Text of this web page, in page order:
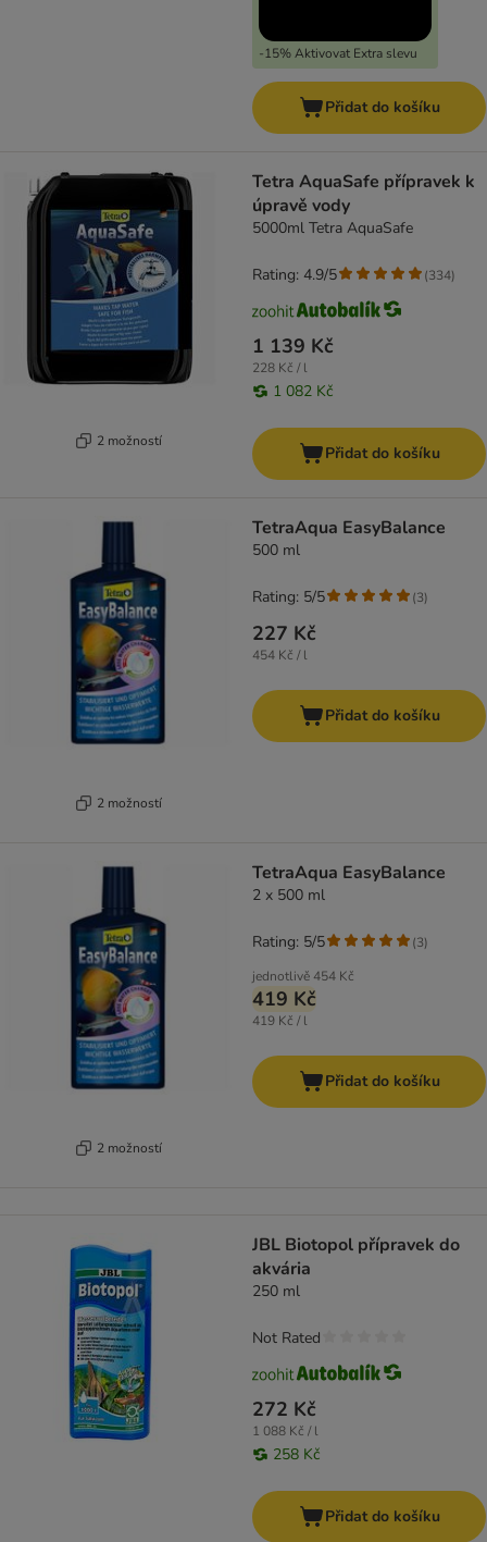
-15% Aktivovat Extra slevu
Přidat do košíku
2 možností
Tetra AquaSafe přípravek k
úpravě vody
5000ml Tetra AquaSafe
1 139 Kč
228 Kč / l
1 082 Kč
Rating: 4.9/5 (334)
Přidat do košíku
2 možností
TetraAqua EasyBalance
500 ml
227 Kč
454 Kč / l
Rating: 5/5 (3)
Přidat do košíku
2 možností
TetraAqua EasyBalance
2 x 500 ml
jednotlivě454 Kč
419 Kč
419 Kč / l
Rating: 5/5 (3)
Přidat do košíku
JBL Biotopol přípravek do
akvária
250 ml
272 Kč
1 088 Kč / l
258 Kč
Not Rated
Přidat do košíku